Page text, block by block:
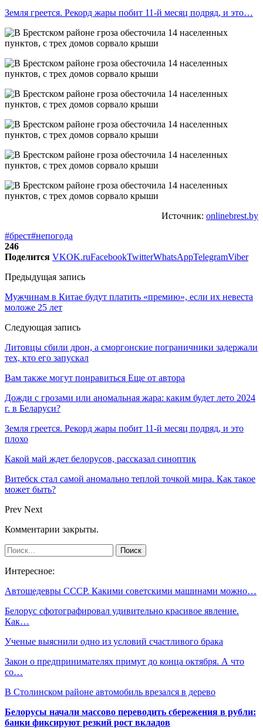
Земля греется. Рекорд жары побит 11-й месяц подряд, и это…
Источник: onlinebrest.by
#брест#непогода
246
Поделится VKOK.ruFacebookTwitterWhatsAppTelegramViber
Предыдущая запись
Мужчинам в Китае будут платить «премию», если их невеста
моложе 25 лет
Следующая запись
Литовцы сбили дрон, а сморгонские пограничники задержали
тех, кто его запускал
Вам также могут понравиться Еще от автора
Дожди с грозами или аномальная жара: каким будет лето 2024
г. в Беларуси?
Земля греется. Рекорд жары побит 11-й месяц подряд, и это
плохо
Какой май ждет белорусов, рассказал синоптик
Витебск стал самой аномально теплой точкой мира. Как такое
может быть?
Prev Next
Комментарии закрыты.
Интересное:
Автошедевры СССР. Какими советскими машинами можно…
Белорус сфотографировал удивительно красивое явление.
Как…
Ученые выяснили одно из условий счастливого брака
Закон о предпринимателях примут до конца октября. А что
со…
В Столинском районе автомобиль врезался в дерево
Белорусы начали массово переводить сбережения в рубли:
банки фиксируют резкий рост вкладов